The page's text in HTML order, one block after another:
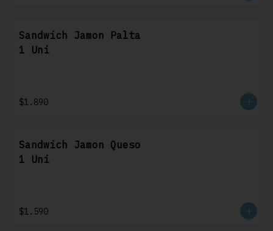
Sandwich Jamon Palta
1 Uni
$1.890
Sandwich Jamon Queso
1 Uni
$1.590